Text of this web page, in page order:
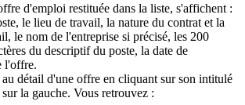
d'emploi restituée dans la liste, s'affichent :
le lieu de travail, la nature du contrat et la
le nom de l'entreprise si précisé, les 200
du descriptif du poste, la date de
l'offre.
au détail d'une offre en cliquant sur son intitulé
la gauche. Vous retrouvez :